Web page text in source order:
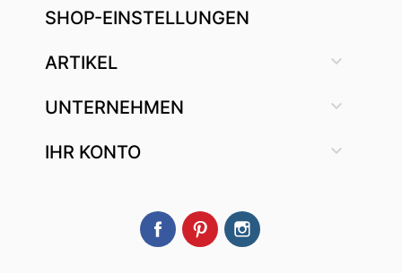
SHOP-EINSTELLUNGEN
ARTIKEL 
UNTERNEHMEN 
IHR KONTO 
FacebookPinterest